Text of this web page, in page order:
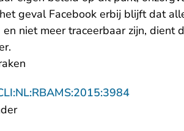
geval Facebook erbij blijft dat
niet meer traceerbaar zijn,
- U verlaat